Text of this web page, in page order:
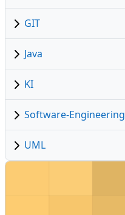
GIT
Java
KI
Software-Engineering
UML
VL_FM: Fachmodul